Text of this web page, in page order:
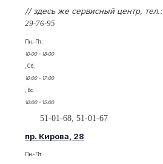
// здесь же сервисный центр, тел.:
29-76-95
Пн.-Пт.
10:00 - 18:00
, Сб.
10:00 - 17:00
, Вс.
10:00 - 15:00
51-01-68, 51-01-67
пр. Кирова, 28
Пн.-Пт.